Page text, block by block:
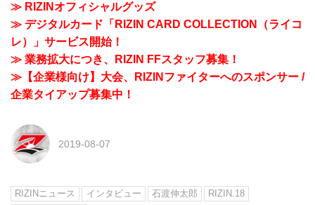
≫ RIZINオフィシャルグッズ
≫ デジタルカード「RIZIN CARD COLLECTION（ライコ
レ）」サービス開始！
≫ 業務拡大につき、RIZIN FFスタッフ募集！
≫【企業様向け】大会、RIZINファイターへのスポンサー /
企業タイアップ募集中！
2019-08-07
RIZINニュース インタビュー 石渡伸太郎
RIZIN.18